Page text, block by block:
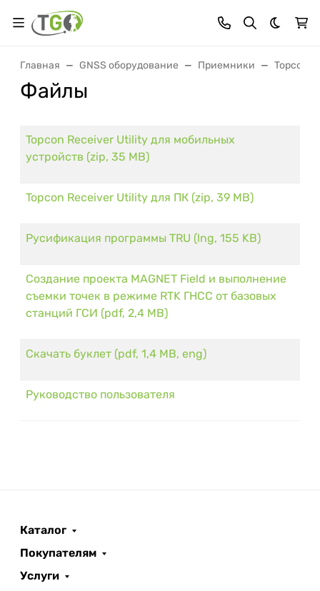
Темная
Главная GNSS оборудование Приемники Topcon
Файлы
Topcon Receiver Utility для мобильных
устройств (zip, 35 MB)
Topcon Receiver Utility для ПК (zip, 39 MB)
Русификация программы TRU (lng, 155 KB)
Создание проекта MAGNET Field и выполнение
съемки точек в режиме RTK ГНСС от базовых
станций ГСИ (pdf, 2,4 MB)
Скачать буклет (pdf, 1,4 MB, eng)
Руководство пользователя
Каталог
Покупателям
Услуги